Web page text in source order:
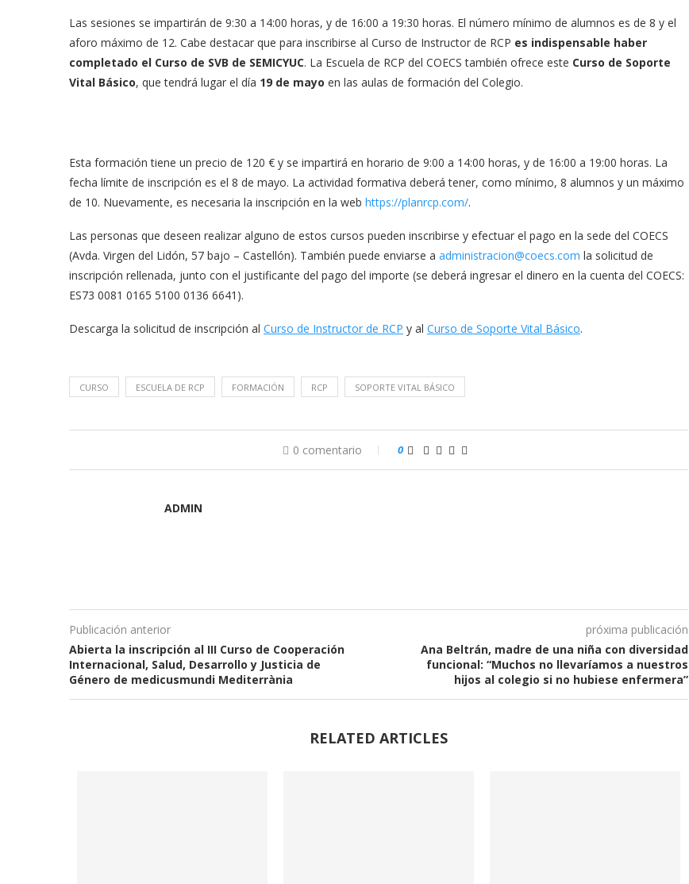
Las sesiones se impartirán de 9:30 a 14:00 horas, y de 16:00 a 19:30 horas. El número mínimo de alumnos es de 8 y el
aforo máximo de 12. Cabe destacar que para inscribirse al Curso de Instructor de RCP es indispensable haber
completado el Curso de SVB de SEMICYUC. La Escuela de RCP del COECS también ofrece este Curso de Soporte
Vital Básico, que tendrá lugar el día 19 de mayo en las aulas de formación del Colegio.
Esta formación tiene un precio de 120 € y se impartirá en horario de 9:00 a 14:00 horas, y de 16:00 a 19:00 horas. La
fecha límite de inscripción es el 8 de mayo. La actividad formativa deberá tener, como mínimo, 8 alumnos y un máximo
de 10. Nuevamente, es necesaria la inscripción en la web https://planrcp.com/.
Las personas que deseen realizar alguno de estos cursos pueden inscribirse y efectuar el pago en la sede del COECS
(Avda. Virgen del Lidón, 57 bajo – Castellón). También puede enviarse a administracion@coecs.com la solicitud de
inscripción rellenada, junto con el justificante del pago del importe (se deberá ingresar el dinero en la cuenta del COECS:
ES73 0081 0165 5100 0136 6641).
Descarga la solicitud de inscripción al Curso de Instructor de RCP y al Curso de Soporte Vital Básico.
CURSO ESCUELA DE RCP FORMACIÓN RCP SOPORTE VITAL BÁSICO
0 comentario 0
ADMIN
Publicación anterior
Abierta la inscripción al III Curso de Cooperación
Internacional, Salud, Desarrollo y Justicia de
Género de medicusmundi Mediterrània
próxima publicación
Ana Beltrán, madre de una niña con diversidad
funcional: “Muchos no llevaríamos a nuestros
hijos al colegio si no hubiese enfermera”
RELATED ARTICLES